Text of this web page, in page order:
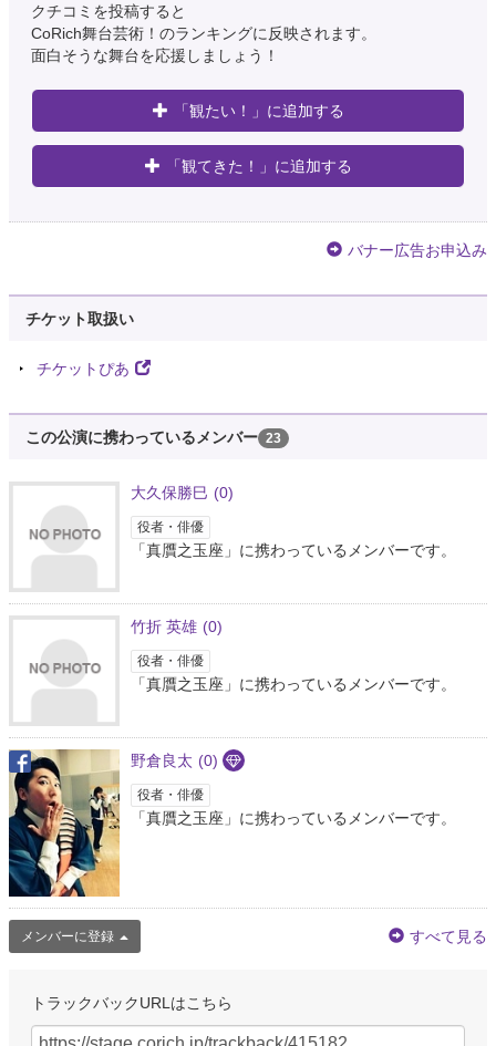
クチコミを投稿すると
CoRich舞台芸術！のランキングに反映されます。
面白そうな舞台を応援しましょう！
「観たい！」に追加する
「観てきた！」に追加する
バナー広告お申込み
チケット取扱い
チケットぴあ
この公演に携わっているメンバー 23
大久保勝巳 (0)
役者・俳優
「真贋之玉座」に携わっているメンバーです。
竹折 英雄 (0)
役者・俳優
「真贋之玉座」に携わっているメンバーです。
野倉良太 (0)
役者・俳優
「真贋之玉座」に携わっているメンバーです。
メンバーに登録 すべて見る
トラックバックURLはこちら